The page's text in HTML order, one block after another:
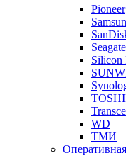
Pioneer
Seagate
Silicon
WD
ТМИ